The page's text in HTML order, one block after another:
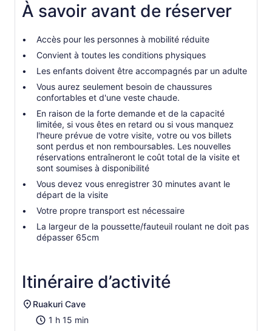
À savoir avant de réserver
Accès pour les personnes à mobilité réduite
Convient à toutes les conditions physiques
Les enfants doivent être accompagnés par un adulte
Vous aurez seulement besoin de chaussures
confortables et d'une veste chaude.
En raison de la forte demande et de la capacité
limitée, si vous êtes en retard ou si vous manquez
l'heure prévue de votre visite, votre ou vos billets
sont perdus et non remboursables. Les nouvelles
réservations entraîneront le coût total de la visite et
sont soumises à disponibilité
Vous devez vous enregistrer 30 minutes avant le
départ de la visite
Votre propre transport est nécessaire
La largeur de la poussette/fauteuil roulant ne doit pas
dépasser 65cm
Itinéraire d’activité
Ruakuri Cave
1 h 15 min